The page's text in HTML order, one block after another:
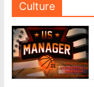
Culture